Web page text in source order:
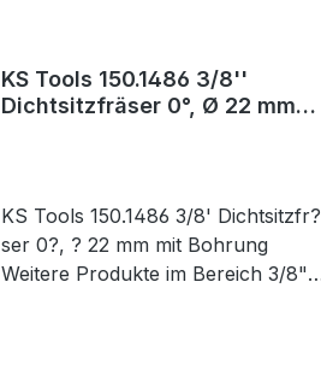
KS Tools 150.1486 3/8''
Dichtsitzfräser 0°, Ø 22 mm
KS Tools 150.1486 3/8' Dichtsitzfr?
ser 0?, ? 22 mm mit Bohrung
Weitere Produkte im Bereich 3/8"